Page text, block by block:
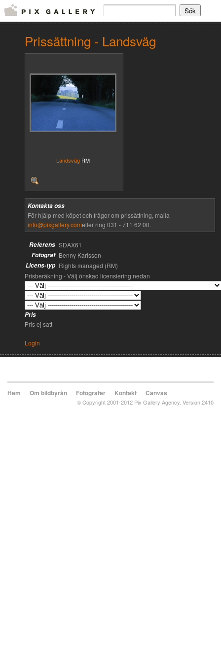
Prissättning - Landsväg
Landsväg RM
Kontakta oss
För hjälp med köpet och frågor om prissättning, maila
info@pixgallery.comeller ring 031 - 711 62 00.
Referens SDAX61
Fotograf Benny Karlsson
Licens-typ Rights managed (RM)
Prisberäkning - Välj önskad licensiering nedan
Pris
Pris ej satt
Login
Hem Om bildbyrån Fotografer Kontakt Canvas
© Copyright 2001-2012 Pix Gallery Agency. Version:2410